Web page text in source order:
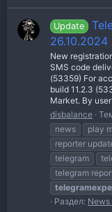
Update
26.10.2024
New
SMS code
(53359) For
build 11.2.3
Market. By
disbalance
news
play
reporter
telegram
telegram
Раздел: News